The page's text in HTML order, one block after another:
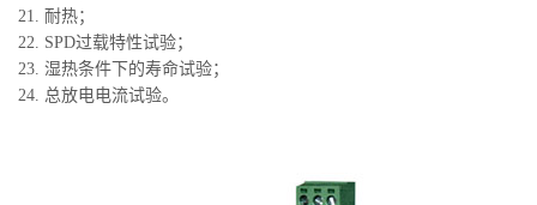
21. 耐热；
22. SPD过载特性试验；
23. 湿热条件下的寿命试验；
24. 总放电电流试验。